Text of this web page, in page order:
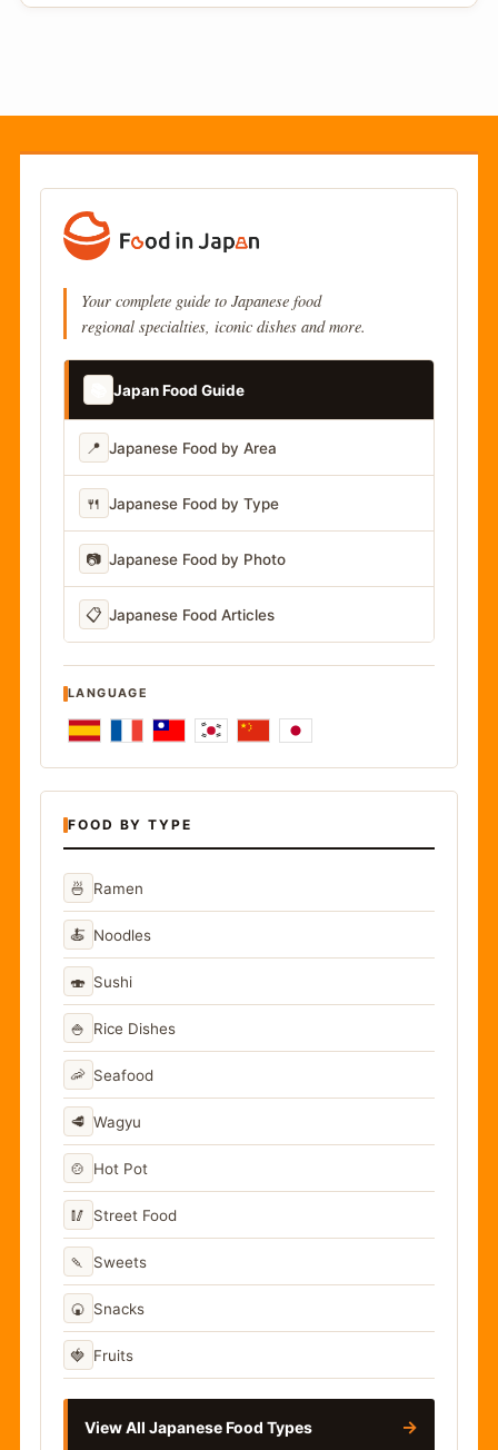
Your complete guide to Japanese food
regional specialties, iconic dishes and more.
Japan Food Guide
📍 Japanese Food by Area
🍴 Japanese Food by Type
📷 Japanese Food by Photo
📋 Japanese Food Articles
LANGUAGE
FOOD BY TYPE
🍜 Ramen
🍝 Noodles
🍣 Sushi
🍚 Rice Dishes
🦐 Seafood
🥩 Wagyu
🍲 Hot Pot
🥢 Street Food
🍡 Sweets
🍘 Snacks
🍓 Fruits
View All Japanese Food Types →